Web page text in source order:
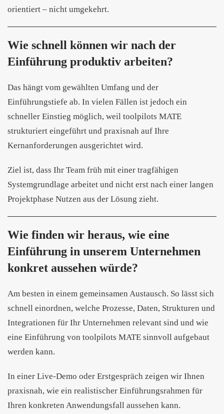
orientiert – nicht umgekehrt.
Wie schnell können wir nach der
Einführung produktiv arbeiten?
Das hängt vom gewählten Umfang und der
Einführungstiefe ab. In vielen Fällen ist jedoch ein
schneller Einstieg möglich, weil toolpilots MATE
strukturiert eingeführt und praxisnah auf Ihre
Kernanforderungen ausgerichtet wird.
Ziel ist, dass Ihr Team früh mit einer tragfähigen
Systemgrundlage arbeitet und nicht erst nach einer langen
Projektphase Nutzen aus der Lösung zieht.
Wie finden wir heraus, wie eine
Einführung in unserem Unternehmen
konkret aussehen würde?
Am besten in einem gemeinsamen Austausch. So lässt sich
schnell einordnen, welche Prozesse, Daten, Strukturen und
Integrationen für Ihr Unternehmen relevant sind und wie
eine Einführung von toolpilots MATE sinnvoll aufgebaut
werden kann.
In einer Live-Demo oder Erstgespräch zeigen wir Ihnen
praxisnah, wie ein realistischer Einführungsrahmen für
Ihren konkreten Anwendungsfall aussehen kann.